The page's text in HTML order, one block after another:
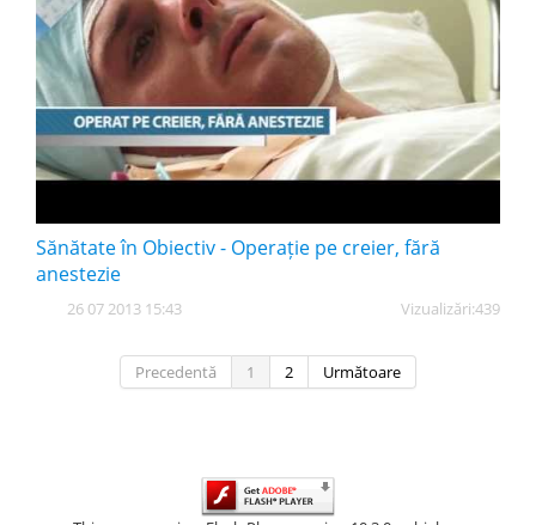
Sănătate în Obiectiv - Operație pe creier, fără
anestezie
Vizualizări:439
26 07 2013 15:43
Precedentă 1 2 Următoare